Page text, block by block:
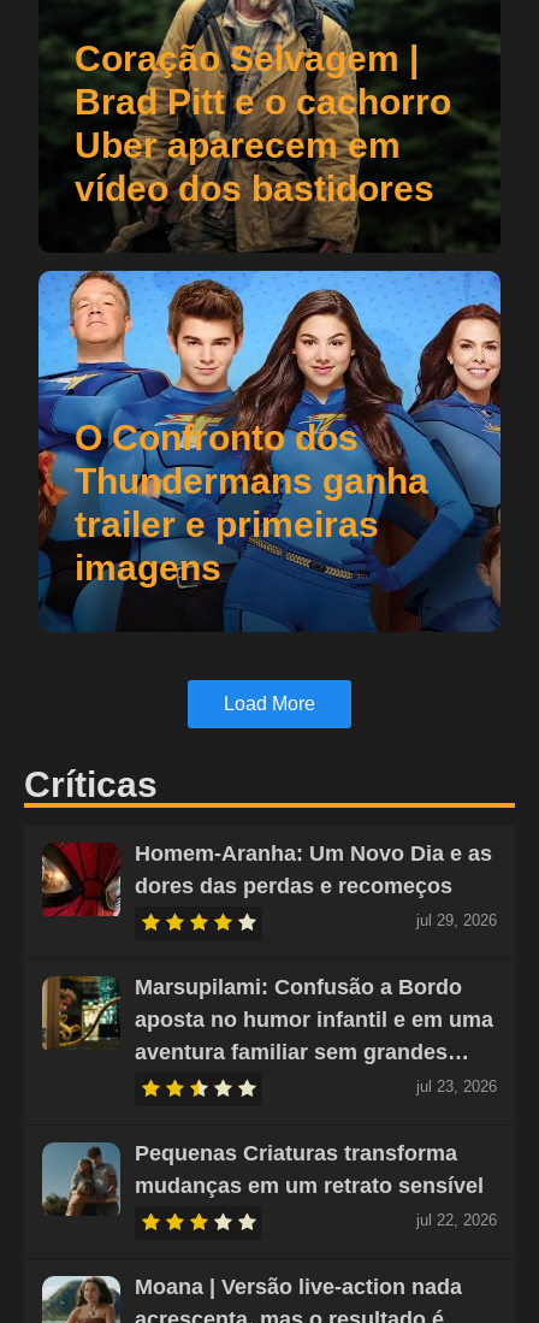
Coração Selvagem |
Brad Pitt e o cachorro
Uber aparecem em
vídeo dos bastidores
O Confronto dos
Thundermans ganha
trailer e primeiras
imagens
Load More
Críticas
Homem-Aranha: Um Novo Dia e as
dores das perdas e recomeços
jul 29, 2026
Marsupilami: Confusão a Bordo
aposta no humor infantil e em uma
aventura familiar sem grandes…
jul 23, 2026
Pequenas Criaturas transforma
mudanças em um retrato sensível
jul 22, 2026
Moana | Versão live-action nada